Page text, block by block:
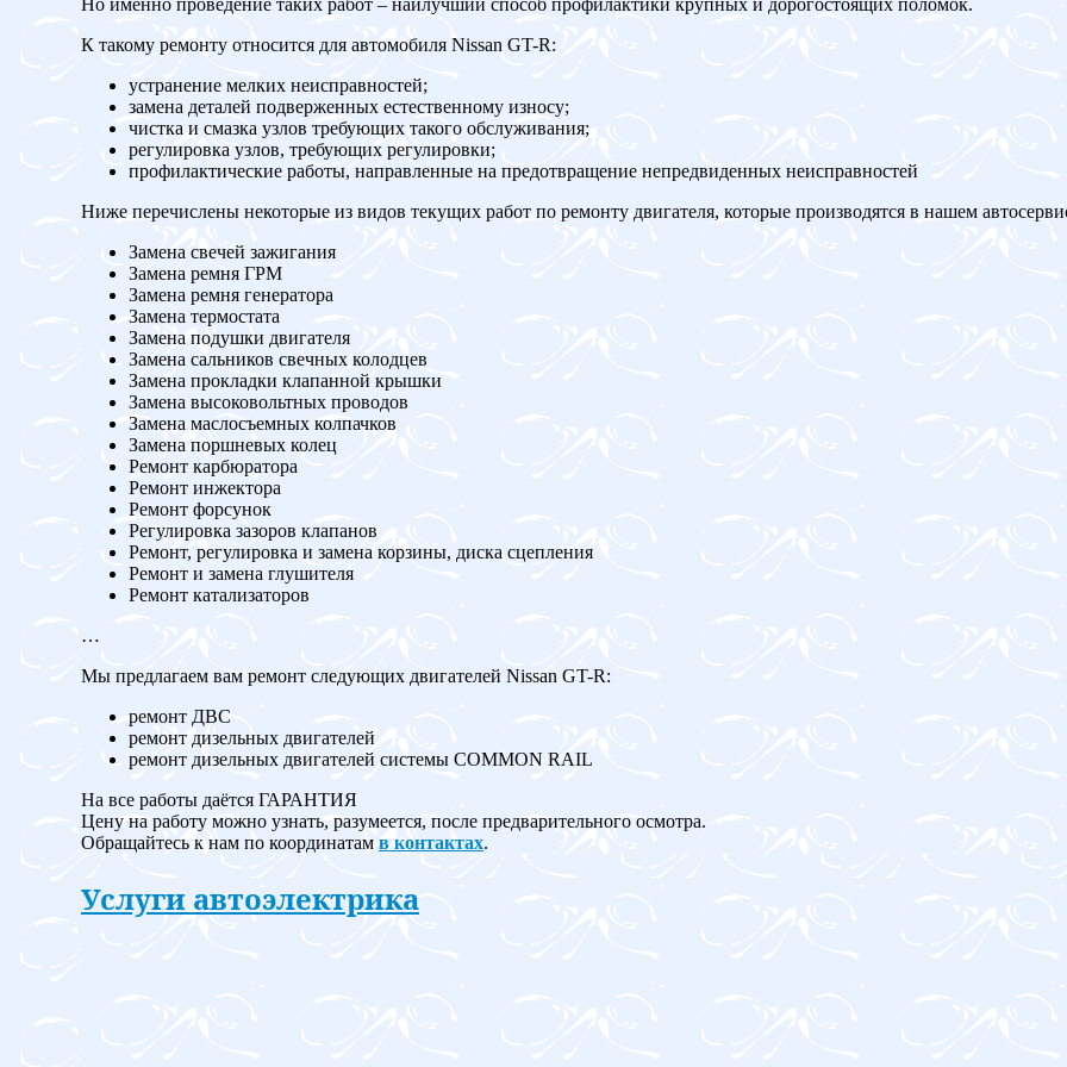
Но именно проведение таких работ – наилучший способ профилактики крупных и дорогостоящих поломок.
К такому ремонту относится для автомобиля Nissan GT-R:
устранение мелких неисправностей;
замена деталей подверженных естественному износу;
чистка и смазка узлов требующих такого обслуживания;
регулировка узлов, требующих регулировки;
профилактические работы, направленные на предотвращение непредвиденных неисправностей
Ниже перечислены некоторые из видов текущих работ по ремонту двигателя, которые производятся в нашем
Замена свечей зажигания
Замена ремня ГРМ
Замена ремня генератора
Замена термостата
Замена подушки двигателя
Замена сальников свечных колодцев
Замена прокладки клапанной крышки
Замена высоковольтных проводов
Замена маслосъемных колпачков
Замена поршневых колец
Ремонт карбюратора
Ремонт инжектора
Ремонт форсунок
Регулировка зазоров клапанов
Ремонт, регулировка и замена корзины, диска сцепления
Ремонт и замена глушителя
Ремонт катализаторов
…
Мы предлагаем вам ремонт следующих двигателей Nissan GT-R:
ремонт ДВС
ремонт дизельных двигателей
ремонт дизельных двигателей системы COMMON RAIL
На все работы даётся ГАРАНТИЯ
Цену на работу можно узнать, разумеется, после предварительного осмотра.
Обращайтесь к нам по координатам в контактах.
Услуги автоэлектрика